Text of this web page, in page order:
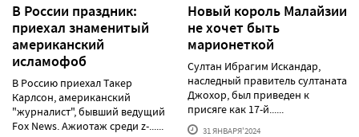
В России праздник:
приехал знаменитый
американский
исламофоб
В Россию приехал Такер
Карлсон, американский
"журналист", бывший ведущий
Fox News. Ажиотаж среди z-......
Новый король Малайзии
не хочет быть
марионеткой
Султан Ибрагим Искандар,
наследный правитель султаната
Джохор, был приведен к
присяге как 17-й......
31 ЯНВАРЯ'2024